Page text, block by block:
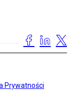
Prywatności